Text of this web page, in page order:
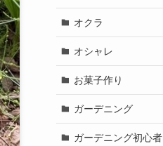
オクラ
オシャレ
お菓子作り
ガーデニング
ガーデニング初心者